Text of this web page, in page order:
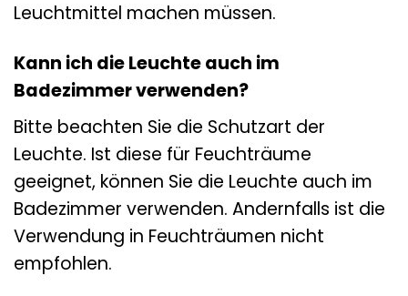
Leuchtmittel machen müssen.
Kann ich die Leuchte auch im
Badezimmer verwenden?
Bitte beachten Sie die Schutzart der
Leuchte. Ist diese für Feuchträume
geeignet, können Sie die Leuchte auch im
Badezimmer verwenden. Andernfalls ist die
Verwendung in Feuchträumen nicht
empfohlen.